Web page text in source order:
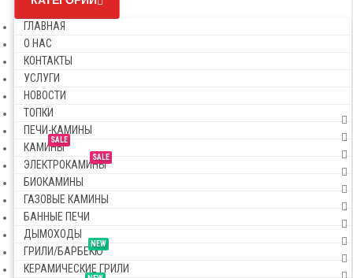
ГЛАВНАЯ
О НАС
КОНТАКТЫ
УСЛУГИ
НОВОСТИ
ТОПКИ
ПЕЧИ-КАМИНЫ
SALE
КАМИНЫ
SALE
ЭЛЕКТРОКАМИНЫ
БИОКАМИНЫ
ГАЗОВЫЕ КАМИНЫ
БАННЫЕ ПЕЧИ
ДЫМОХОДЫ
NEW
ГРИЛИ/БАРБЕКЮ
КЕРАМИЧЕСКИЕ ГРИЛИ